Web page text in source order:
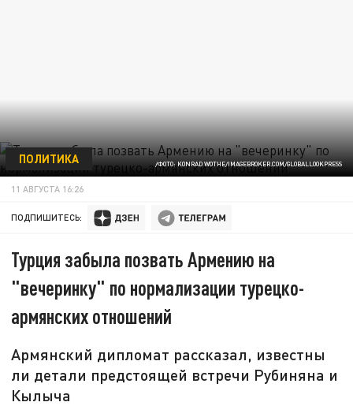
/ФОТО: KONRAD WOTHE/IMAGEBROKER.COM/GLOBALLOOKPRESS
ПОЛИТИКА
11 АВГУСТА 16:26
ПОДПИШИТЕСЬ:
Турция забыла позвать Армению на
"вечеринку" по нормализации турецко-
армянских отношений
Армянский дипломат рассказал, известны
ли детали предстоящей встречи Рубиняна и
Кылыча